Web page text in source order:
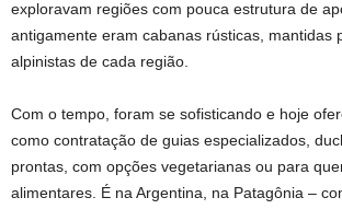
exploravam regiões com pouca estrutura de
antigamente eram cabanas rústicas, mantidas
alpinistas de cada região.
Com o tempo, foram se sofisticando e hoje
como contratação de guias especializados,
prontas, com opções vegetarianas ou para
alimentares. É na Argentina, na Patagônia –